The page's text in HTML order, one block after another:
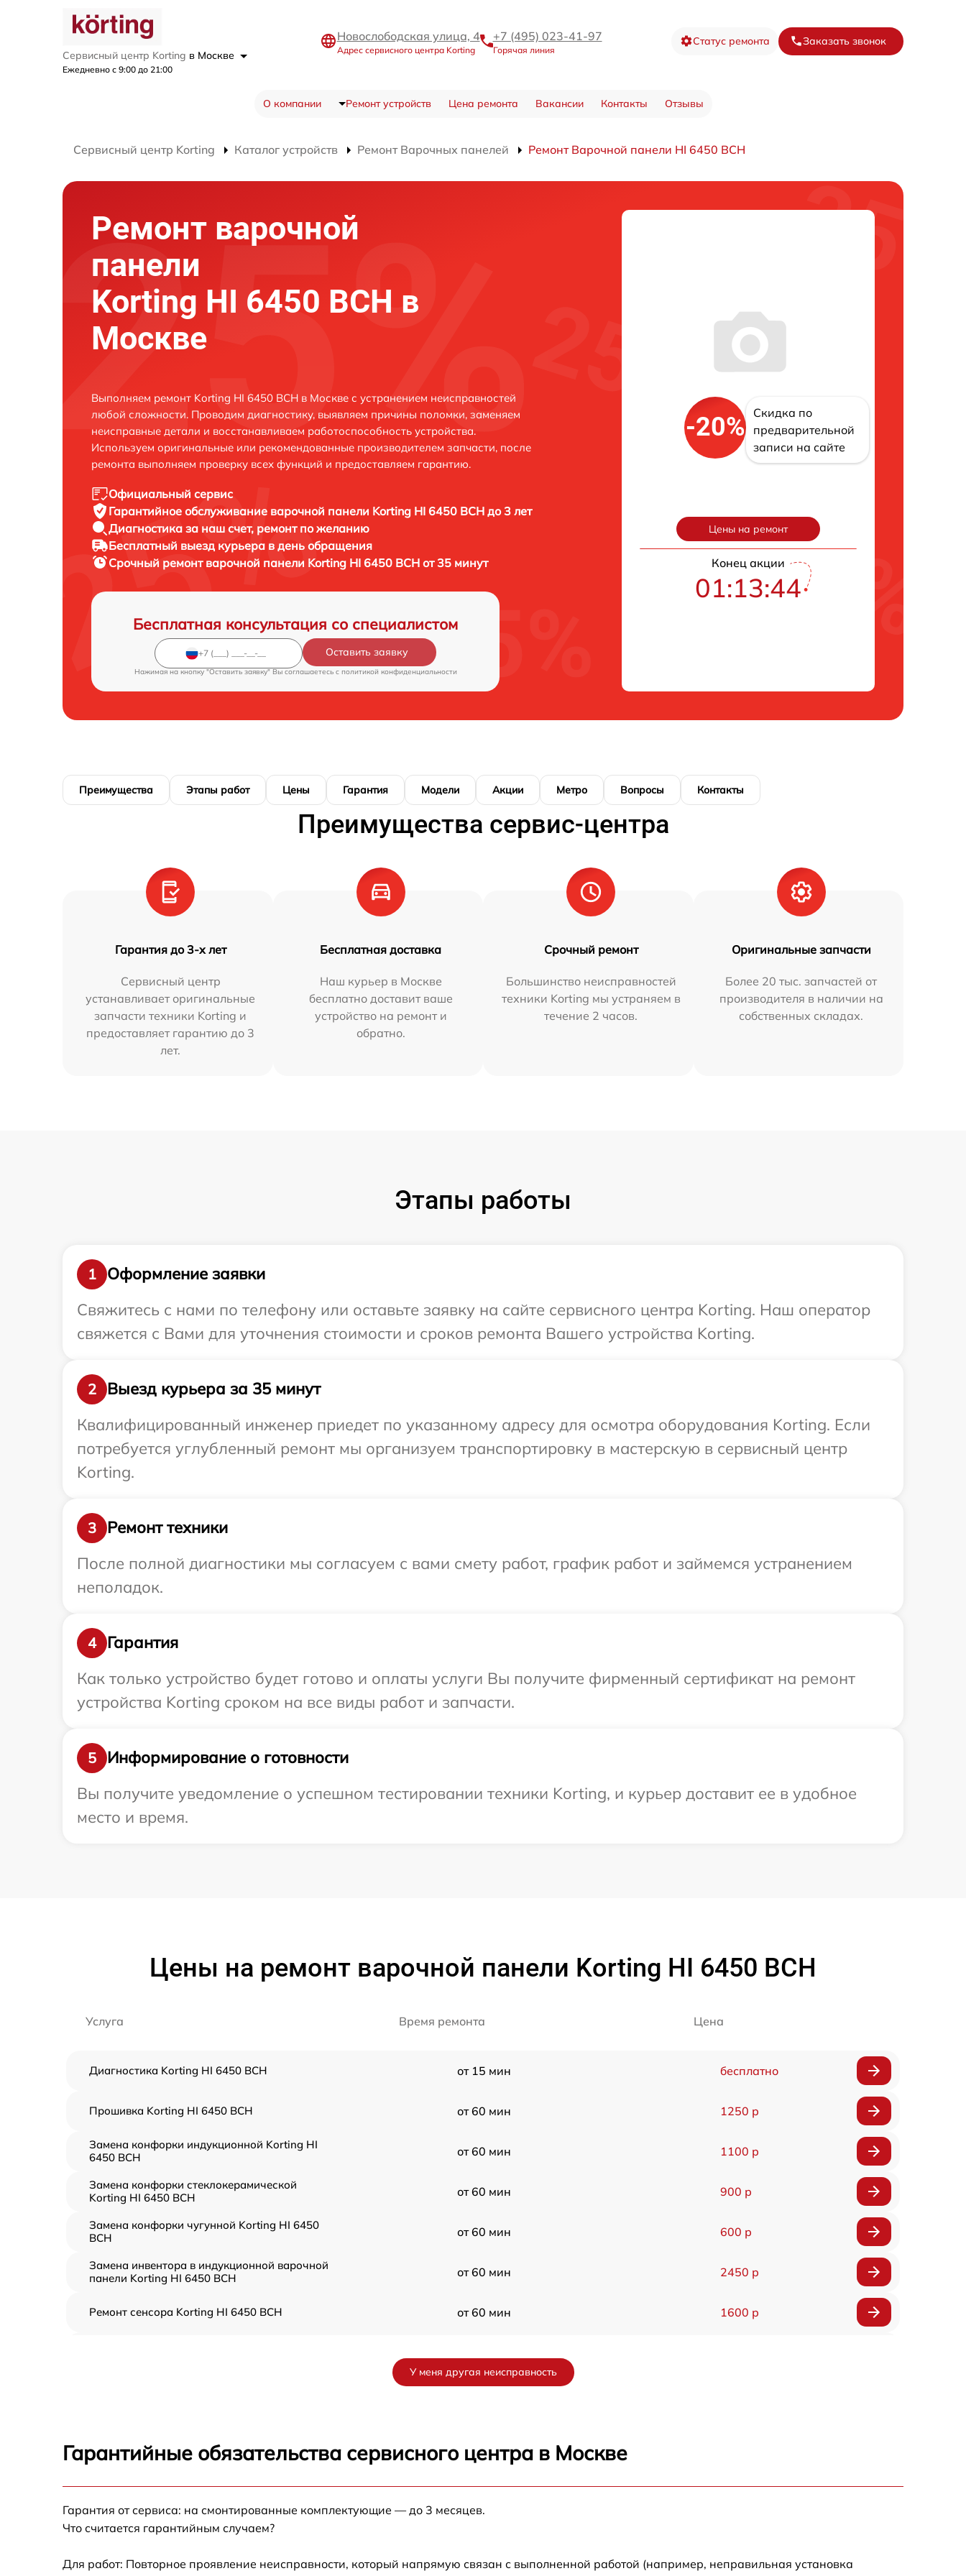
Сервисный центр Korting в Москве
Ежедневно с 9:00 до 21:00
Новослободская улица, 4
Адрес сервисного центра Korting
+7 (495) 023-41-97
Горячая линия
Статус ремонта Заказать звонок
О компании Ремонт устройств Цена ремонта Вакансии Контакты Отзывы
Сервисный центр Korting Каталог устройств Ремонт Варочных панелей Ремонт Варочной панели HI 6450 BCH
Ремонт варочной
панели
Korting HI 6450 BCH в
Москве
Выполняем ремонт Korting HI 6450 BCH в Москве с устранением неисправностей
любой сложности. Проводим диагностику, выявляем причины поломки, заменяем
неисправные детали и восстанавливаем работоспособность устройства.
Используем оригинальные или рекомендованные производителем запчасти, после
ремонта выполняем проверку всех функций и предоставляем гарантию.
Официальный сервис
Гарантийное обслуживание варочной панели Korting HI 6450 BCH до 3 лет
Диагностика за наш счет, ремонт по желанию
Бесплатный выезд курьера в день обращения
Срочный ремонт варочной панели Korting HI 6450 BCH от 35 минут
Бесплатная консультация со специалистом
Оставить заявку
Нажимая на кнопку "Оставить заявку" Вы соглашаетесь c политикой конфиденциальности
-20%
Скидка по
предварительной
записи на сайте
Цены на ремонт
Конец акции
01:13:43
Преимущества Этапы работ Цены Гарантия Модели Акции Метро Вопросы Контакты
Преимущества сервис-центра
Гарантия до 3-х лет
Сервисный центр
устанавливает оригинальные
запчасти техники Korting и
предоставляет гарантию до 3
лет.
Бесплатная доставка
Наш курьер в Москве
бесплатно доставит ваше
устройство на ремонт и
обратно.
Срочный ремонт
Большинство неисправностей
техники Korting мы устраняем в
течение 2 часов.
Оригинальные запчасти
Более 20 тыс. запчастей от
производителя в наличии на
собственных складах.
Этапы работы
1
Оформление заявки
Свяжитесь с нами по телефону или оставьте заявку на сайте сервисного центра Korting. Наш оператор
свяжется с Вами для уточнения стоимости и сроков ремонта Вашего устройства Korting.
2
Выезд курьера за 35 минут
Квалифицированный инженер приедет по указанному адресу для осмотра оборудования Korting. Если
потребуется углубленный ремонт мы организуем транспортировку в мастерскую в сервисный центр
Korting.
3
Ремонт техники
После полной диагностики мы согласуем с вами смету работ, график работ и займемся устранением
неполадок.
4
Гарантия
Как только устройство будет готово и оплаты услуги Вы получите фирменный сертификат на ремонт
устройства Korting сроком на все виды работ и запчасти.
5
Информирование о готовности
Вы получите уведомление о успешном тестировании техники Korting, и курьер доставит ее в удобное
место и время.
Цены на ремонт варочной панели Korting HI 6450 BCH
Услуга Время ремонта Цена
Диагностика Korting HI 6450 BCH от 15 мин бесплатно
Прошивка Korting HI 6450 BCH от 60 мин 1250 р
Замена конфорки индукционной Korting HI
6450 BCH
от 60 мин 1100 р
Замена конфорки стеклокерамической
Korting HI 6450 BCH
от 60 мин 900 р
Замена конфорки чугунной Korting HI 6450
BCH
от 60 мин 600 р
Замена инвентора в индукционной варочной
панели Korting HI 6450 BCH
от 60 мин 2450 р
Ремонт сенсора Korting HI 6450 BCH от 60 мин 1600 р
Замена сенсора Korting HI 6450 BCH от 60 мин
У меня другая неисправность
Гарантийные обязательства сервисного центра в Москве
Гарантия от сервиса: на смонтированные комплектующие — до 3 месяцев.
Что считается гарантийным случаем?
Для работ: Повторное проявление неисправности, который напрямую связан с выполненной работой (например, неправильная установка